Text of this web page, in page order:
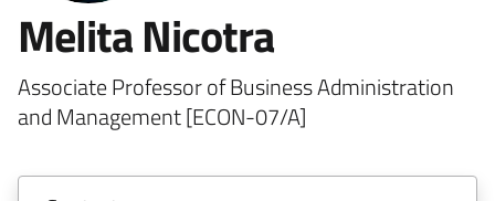
Melita Nicotra
Associate Professor of Business Administration
and Management [ECON-07/A]